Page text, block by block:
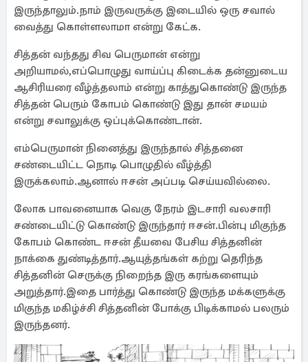
இருந்தாலும்.நாம் இருவருக்கு இடையில் ஒரு சவால்
வைத்து கொள்ளலாமா என்று கேட்க.
சித்தன் வந்தது சிவ பெருமான் என்று
அறியாமல்,எப்பொழுது வாய்ப்பு கிடைக்க தன்னுடைய
ஆசிரியரை வீழ்த்தலாம் என்று காத்துகொண்டு இருந்த
சித்தன் பெரும் கோபம் கொண்டு இது தான் சமயம்
என்று சவாலுக்கு ஒப்புக்கொண்டான்.
எம்பெருமான் நினைத்து இருந்தால் சித்தனை
சண்டையிட்ட நொடி பொழுதில் வீழ்த்தி
இருக்கலாம்.ஆனால் ஈசன் அப்படி செய்யவில்லை.
லோக பாவனையாக வெகு நேரம் இடசாரி வலசாரி
சண்டையிட்டு கொண்டு இருந்தார் ஈசன்.பின்பு மிகுந்த
கோபம் கொண்ட ஈசன் தீயவை பேசிய சித்தனின்
நாக்கை துண்டித்தார்.ஆயுத்தங்கள் கற்று தெரிந்த
சித்தனின் செருக்கு நிறைந்த இரு கரங்களையும்
அறுத்தார்.இதை பார்த்து கொண்டு இருந்த மக்களுக்கு
மிகுந்த மகிழ்ச்சி சித்தனின் போக்கு பிடிக்காமல் பலரும்
இருந்தனர்.